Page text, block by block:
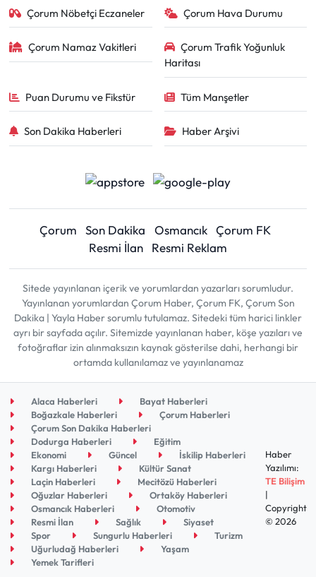
Çorum Nöbetçi Eczaneler Çorum Hava Durumu
Çorum Namaz Vakitleri
Çorum Trafik Yoğunluk
Haritası
Puan Durumu ve Fikstür Tüm Manşetler
Son Dakika Haberleri Haber Arşivi
Çorum Son Dakika Osmancık Çorum FK
Resmi İlan
Resmi Reklam
Sitede yayınlanan içerik ve yorumlardan yazarları sorumludur.
Yayınlanan yorumlardan Çorum Haber, Çorum FK, Çorum Son
Dakika | Yayla Haber sorumlu tutulamaz. Sitedeki tüm harici linkler
ayrı bir sayfada açılır. Sitemizde yayınlanan haber, köşe yazıları ve
fotoğraflar izin alınmaksızın kaynak gösterilse dahi, herhangi bir
ortamda kullanılamaz ve yayınlanamaz
Alaca Haberleri
Bayat Haberleri
Boğazkale Haberleri
Çorum Haberleri
Çorum Son Dakika Haberleri
Dodurga Haberleri
Eğitim
Ekonomi
Güncel
İskilip Haberleri
Kargı Haberleri
Kültür Sanat
Laçin Haberleri
Mecitözü Haberleri
Oğuzlar Haberleri
Ortaköy Haberleri
Osmancık Haberleri
Otomotiv
Resmi İlan
Sağlık
Siyaset
Spor
Sungurlu Haberleri
Turizm
Uğurludağ Haberleri
Yaşam
Yemek Tarifleri
Haber
Yazılımı:
TE Bilişim
|
Copyright
© 2026